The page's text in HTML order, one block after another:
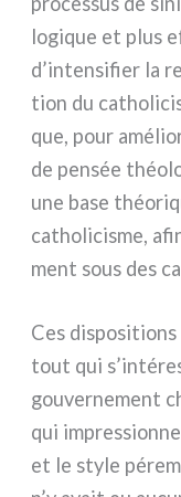
lo­gi­que et plus
d’intensifier la
tion du
que, pour
de pen­sée
une base
catho­li­ci­sme,
ment sous des
Ces
tout qui
gou­ver­ne­ment
qui
et le sty­le